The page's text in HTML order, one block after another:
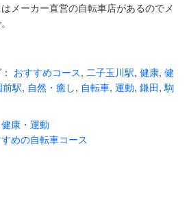
メーカー直営の自転車店があるのでメ
おすすめコース, 二子玉川駅, 健康, 健
駅, 自然・癒し, 自転車, 運動, 鎌田,駒
健康・運動
めの自転車コース